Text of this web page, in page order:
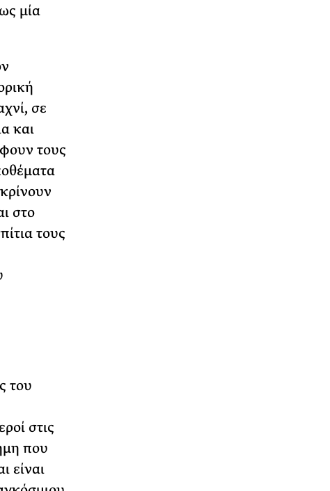
μία
σε
και
τους
στο
τους
του
στις
που
είναι